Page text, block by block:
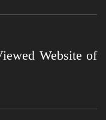
Website of